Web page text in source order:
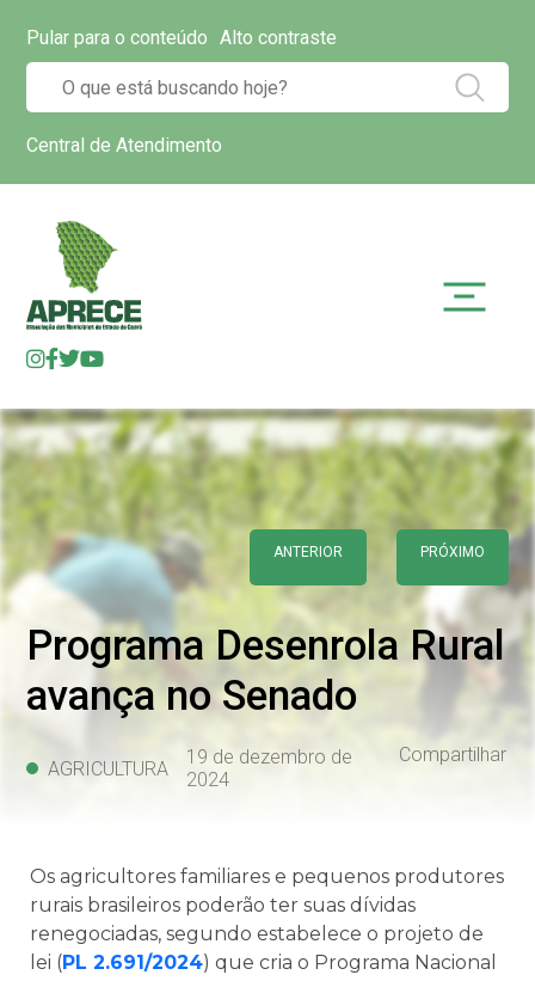
Pular para o conteúdo Alto contraste
Central de Atendimento
ANTERIOR PRÓXIMO
Programa Desenrola Rural
avança no Senado
AGRICULTURA
19 de dezembro de
2024
Compartilhar
Os agricultores familiares e pequenos produtores
rurais brasileiros poderão ter suas dívidas
renegociadas, segundo estabelece o projeto de
lei (PL 2.691/2024) que cria o Programa Nacional